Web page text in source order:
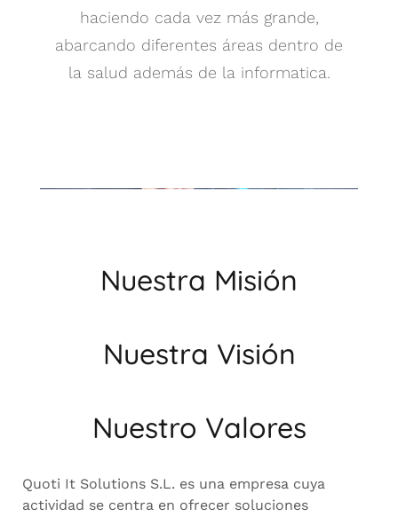
haciendo cada vez más grande,
abarcando diferentes áreas dentro de
la salud además de la informatica.
Nuestra Misión
Nuestra Visión
Nuestro Valores
Quoti It Solutions S.L. es una empresa cuya
actividad se centra en ofrecer soluciones